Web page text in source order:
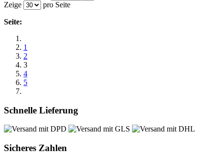
Zeige
pro Seite
Seite:
1
2
3
4
5
Schnelle Lieferung
Sicheres Zahlen